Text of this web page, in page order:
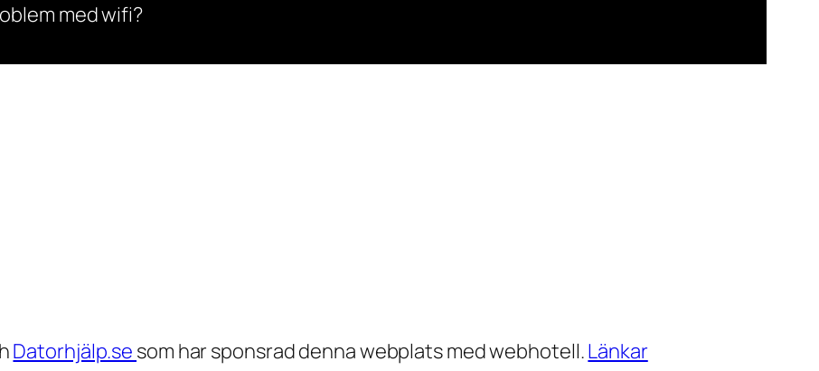
med wifi?
Datorhjälp.se som har sponsrad denna webplats med webhotell.Länkar